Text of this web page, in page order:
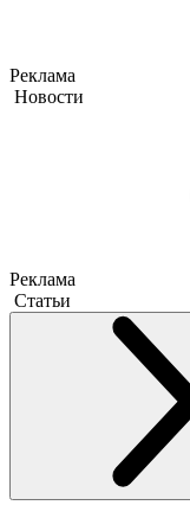
Реклама
Новости
Реклама
Статьи